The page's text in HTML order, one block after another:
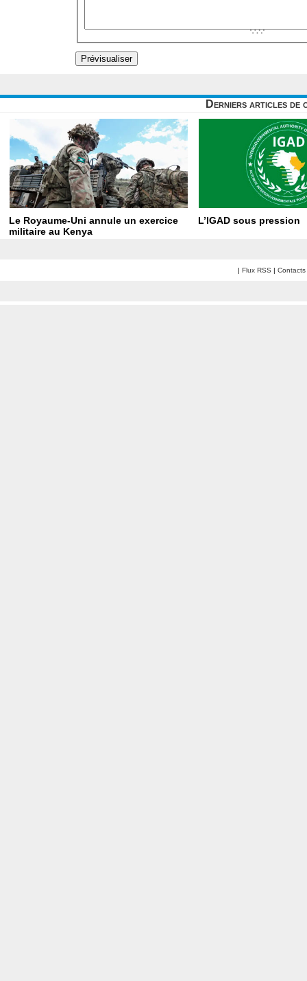
Derniers articles de
Le Royaume-Uni annule un exercice
militaire au Kenya
L’IGAD sous pression
| Flux RSS | Contacts